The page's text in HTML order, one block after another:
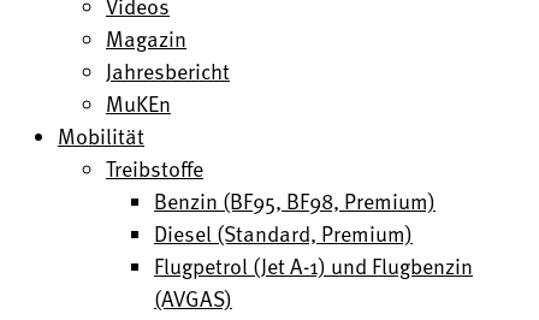
Magazin
Jahresbericht
MuKEn
Mobilität
Treibstoffe
Benzin (BF95, BF98, Premium)
Diesel (Standard, Premium)
Flugpetrol (Jet A-1) und Flugbenzin
(AVGAS)